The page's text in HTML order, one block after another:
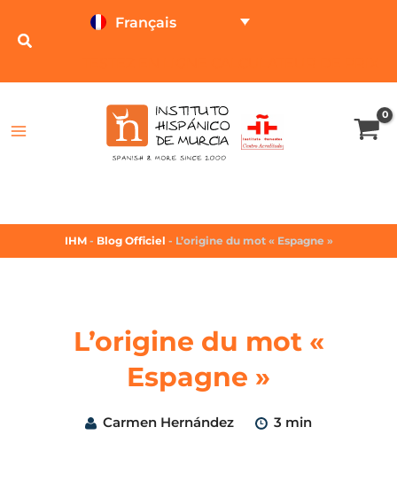
Français
IHM - Blog Officiel - L’origine du mot « Espagne »
L’origine du mot «
Espagne »
Carmen Hernández 3 min